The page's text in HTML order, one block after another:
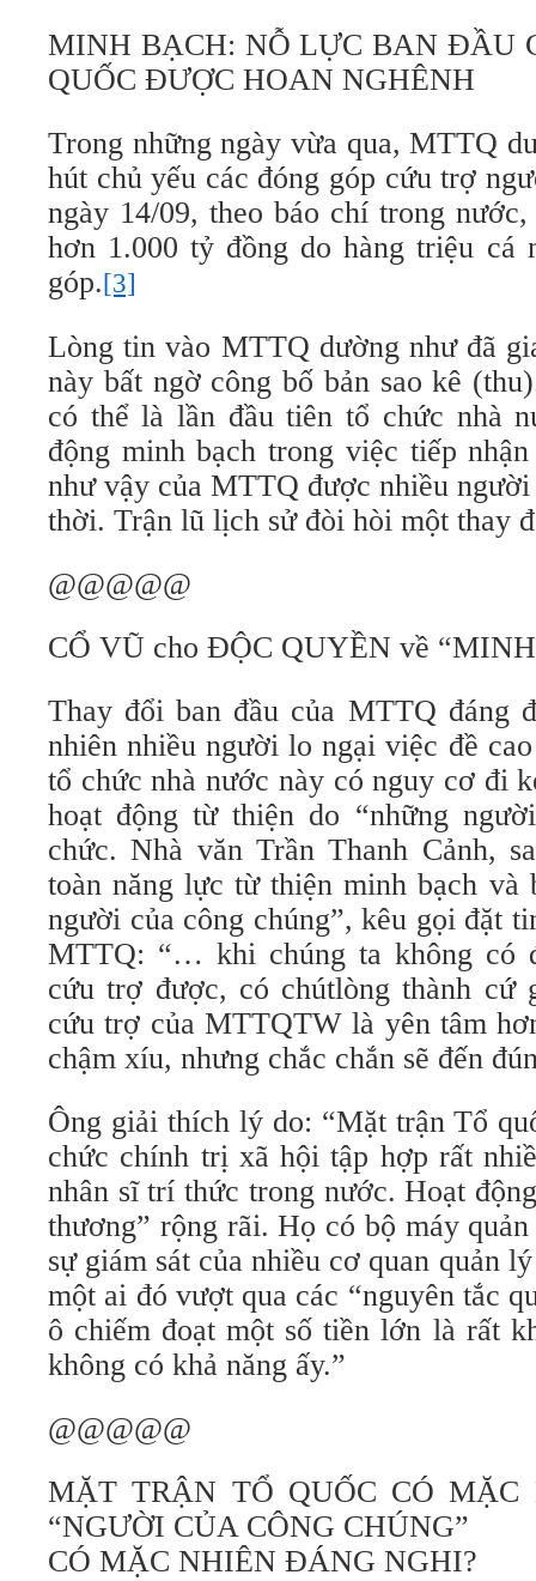
MINH BẠCH: NỖ LỰC BAN ĐẦU
QUỐC ĐƯỢC HOAN NGHÊNH
Trong những ngày vừa qua, MTTQ
hút chủ yếu các đóng góp cứu trợ
ngày 14/09, theo báo chí trong
hơn 1.000 tỷ đồng do hàng triệu cá
góp.[3]
Lòng tin vào MTTQ dường như đã
này bất ngờ công bố bản sao kê
có thể là lần đầu tiên tổ chức nhà
động minh bạch trong việc tiếp
như vậy của MTTQ được nhiều
thời. Trận lũ lịch sử đòi hòi một thay
@@@@@
CỔ VŨ cho ĐỘC QUYỀN về
Thay đổi ban đầu của MTTQ đáng
nhiên nhiều người lo ngại việc đề
tổ chức nhà nước này có nguy cơ đi
hoạt động từ thiện do “những
chức. Nhà văn Trần Thanh Cảnh,
toàn năng lực từ thiện minh bạch và
người của công chúng”, kêu gọi đặt
MTTQ: “… khi chúng ta không có
cứu trợ được, có chútlòng thành cứ
cứu trợ của MTTQTW là yên tâm
chậm xíu, nhưng chắc chắn sẽ đến
Ông giải thích lý do: “Mặt trận Tổ
chức chính trị xã hội tập hợp rất
nhân sĩ trí thức trong nước. Hoạt
thương” rộng rãi. Họ có bộ máy
sự giám sát của nhiều cơ quan quản
một ai đó vượt qua các “nguyên tắc
ô chiếm đoạt một số tiền lớn là rất
không có khả năng ấy.”
@@@@@
MẶT TRẬN TỔ QUỐC CÓ
“NGƯỜI CỦA CÔNG CHÚNG”
CÓ MẶC NHIÊN ĐÁNG NGHI?